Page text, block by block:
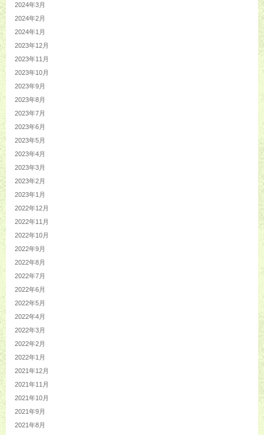
2024年3月
2024年2月
2024年1月
2023年12月
2023年11月
2023年10月
2023年9月
2023年8月
2023年7月
2023年6月
2023年5月
2023年4月
2023年3月
2023年2月
2023年1月
2022年12月
2022年11月
2022年10月
2022年9月
2022年8月
2022年7月
2022年6月
2022年5月
2022年4月
2022年3月
2022年2月
2022年1月
2021年12月
2021年11月
2021年10月
2021年9月
2021年8月